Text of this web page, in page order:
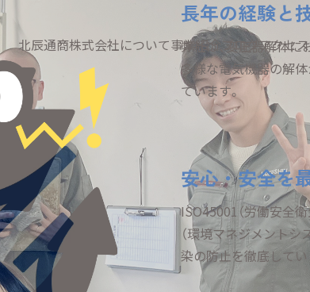
北辰通商株式会社について
（企業の社会的責任）
事業紹介ブログアクセス
長年の経験と
弊社は、変圧器解体に
多様な電気機器の解
ています。
安心・安全を
ISO45001（労働安全
（環境マネジメントシ
染の防止を徹底してい